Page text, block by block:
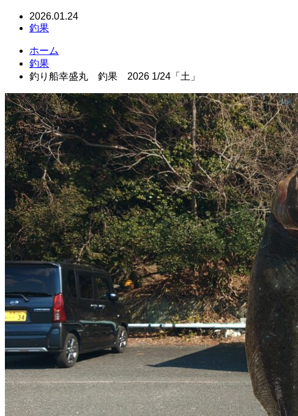
2026.01.24
釣果
ホーム
釣果
釣り船幸盛丸 釣果 2026 1/24「土」